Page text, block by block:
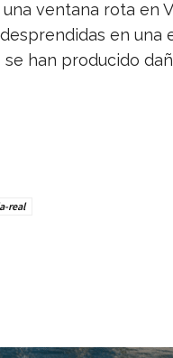
ventana rota en
en una
han producido
real